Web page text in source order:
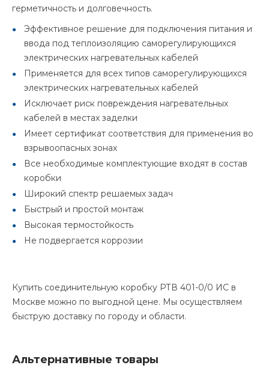
герметичность и долговечность.
Эффективное решение для подключения питания и
ввода под теплоизоляцию саморегулирующихся
электрических нагревательных кабелей
Применяется для всех типов саморегулирующихся
электрических нагревательных кабелей
Исключает риск повреждения нагревательных
кабелей в местах заделки
Имеет сертификат соответствия для применения во
взрывоопасных зонах
Все необходимые комплектующие входят в состав
коробки
Широкий спектр решаемых задач
Быстрый и простой монтаж
Высокая термостойкость
Не подвергается коррозии
Купить соединительную коробку РТВ 401-0/0 ИС в
Москве можно по выгодной цене. Мы осуществляем
быструю доставку по городу и области.
Альтернативные товары